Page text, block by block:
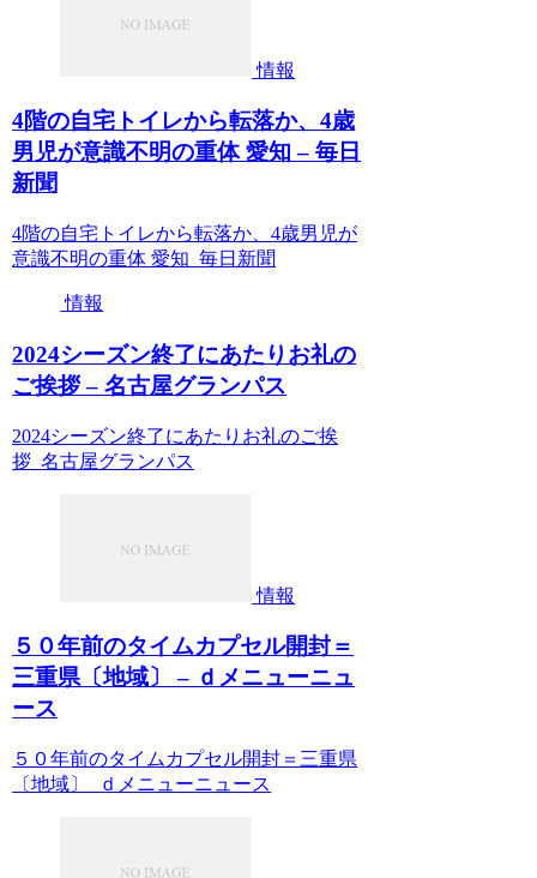
情報
4階の自宅トイレから転落か、4歳
男児が意識不明の重体 愛知 – 毎日
新聞
4階の自宅トイレから転落か、4歳男児が
意識不明の重体 愛知 毎日新聞
情報
2024シーズン終了にあたりお礼の
ご挨拶 – 名古屋グランパス
2024シーズン終了にあたりお礼のご挨
拶 名古屋グランパス
情報
５０年前のタイムカプセル開封＝
三重県〔地域〕 – ｄメニューニュ
ース
５０年前のタイムカプセル開封＝三重県
〔地域〕 ｄメニューニュース